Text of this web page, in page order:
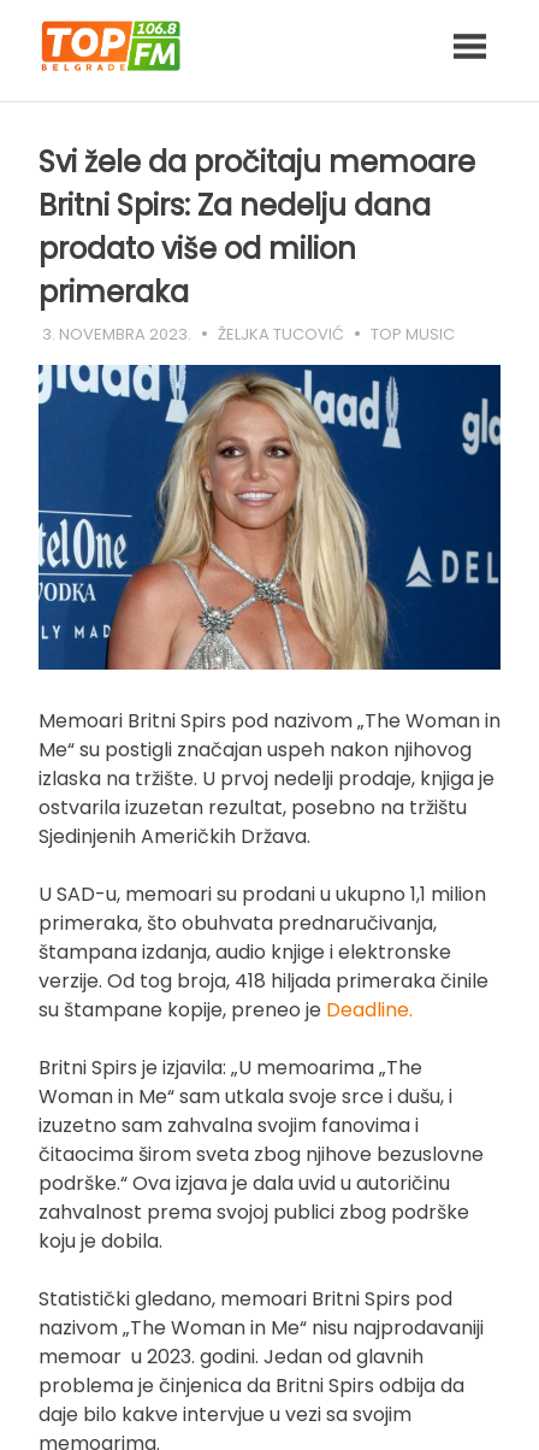
content
Svi žele da pročitaju memoare
Britni Spirs: Za nedelju dana
prodato više od milion
primeraka
3. NOVEMBRA 2023. ŽELJKA TUCOVIĆ TOP MUSIC
Memoari Britni Spirs pod nazivom „The Woman in
Me“ su postigli značajan uspeh nakon njihovog
izlaska na tržište. U prvoj nedelji prodaje, knjiga je
ostvarila izuzetan rezultat, posebno na tržištu
Sjedinjenih Američkih Država.
U SAD-u, memoari su prodani u ukupno 1,1 milion
primeraka, što obuhvata prednaručivanja,
štampana izdanja, audio knjige i elektronske
verzije. Od tog broja, 418 hiljada primeraka činile
su štampane kopije, preneo je Deadline.
Britni Spirs je izjavila: „U memoarima „The
Woman in Me“ sam utkala svoje srce i dušu, i
izuzetno sam zahvalna svojim fanovima i
čitaocima širom sveta zbog njihove bezuslovne
podrške.“ Ova izjava je dala uvid u autoričinu
zahvalnost prema svojoj publici zbog podrške
koju je dobila.
Statistički gledano, memoari Britni Spirs pod
nazivom „The Woman in Me“ nisu najprodavaniji
memoar u 2023. godini. Jedan od glavnih
problema je činjenica da Britni Spirs odbija da
daje bilo kakve intervjue u vezi sa svojim
memoarima.